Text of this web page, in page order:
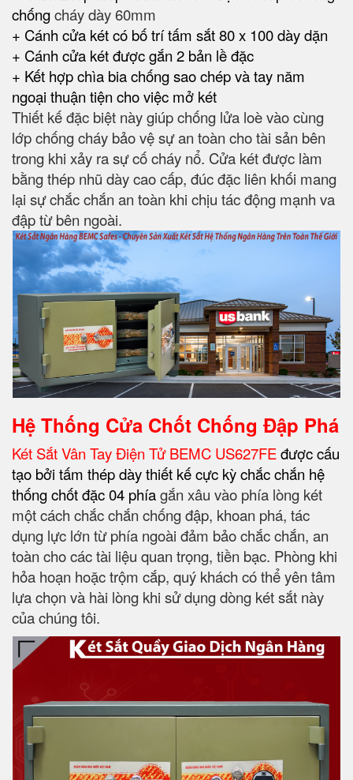
chốngcháy dày 60mm
+ Cánh cửa két có bố trí tấm sắt 80 x 100 dày dặn
+ Cánh cửa két được gắn 2 bản lề đặc
+ Kết hợp chìa bia chống sao chép và tay năm
ngoại thuận tiện cho việc mở két
Thiết kế đặc biệt này giúp chống lửa loè vào cùng
lớp chống cháy bảo vệ sự an toàn cho tài sản bên
trong khi xảy ra sự cố cháy nổ. Cửa két được làm
bằng thép nhũ dày cao cấp, đúc đặc liên khối mang
lại sự chắc chắn an toàn khi chịu tác động mạnh va
đập từ bên ngoài.
Hệ Thống Cửa Chốt Chống Đập Phá
Két Sắt Vân Tay Điện Tử BEMC US627FEđược cấu
tạo bởi tấm thép dày thiết kế cực kỳ chắc chắn hệ
thống chốt đặc 04 phíagắn xâu vào phía lòng két
một cách chắc chắn chống đập, khoan phá, tác
dụng lực lớn từ phía ngoài đảm bảo chắc chắn, an
toàn cho các tài liệu quan trọng, tiền bạc. Phòng khi
hỏa hoạn hoặc trộm cắp, quý khách có thể yên tâm
lựa chọn và hài lòng khi sử dụng dòng két sắt này
của chúng tôi.